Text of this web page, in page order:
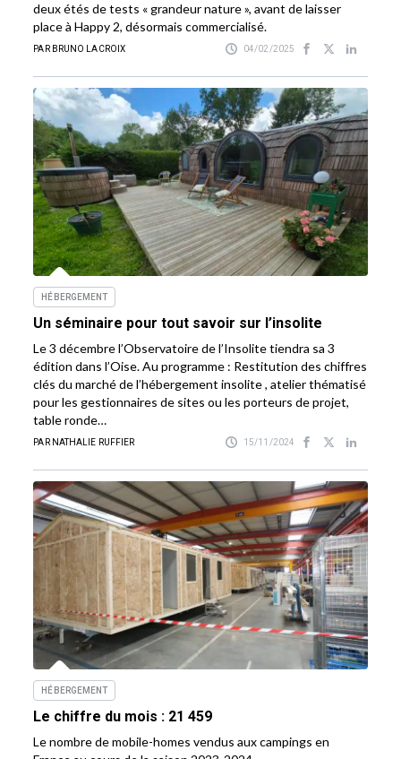
deux étés de tests « grandeur nature », avant de laisser
place à Happy 2, désormais commercialisé.
PAR BRUNO LACROIX 04/02/2025
HÉBERGEMENT
Un séminaire pour tout savoir sur l’insolite
Le 3 décembre l’Observatoire de l’Insolite tiendra sa 3
édition dans l’Oise. Au programme : Restitution des chiffres
clés du marché de l’hébergement insolite , atelier thématisé
pour les gestionnaires de sites ou les porteurs de projet,
table ronde…
PAR NATHALIE RUFFIER 15/11/2024
HÉBERGEMENT
Le chiffre du mois : 21 459
Le nombre de mobile-homes vendus aux campings en